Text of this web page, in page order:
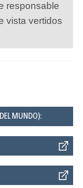
responsable
vista vertidos
MUNDO):